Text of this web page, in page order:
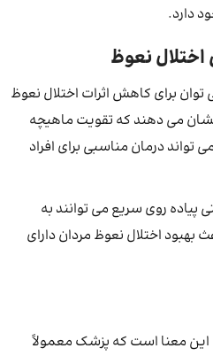
دارد.
نعوظ
برای کاهش اثرات اختلال نعوظ
می دهند که تقویت ماهیچه
تواند درمان مناسبی برای افراد
پیاده روی سریع می توانند به
اختلال نعوظ مردان دارای
این معنا است که پزشک معمولاً